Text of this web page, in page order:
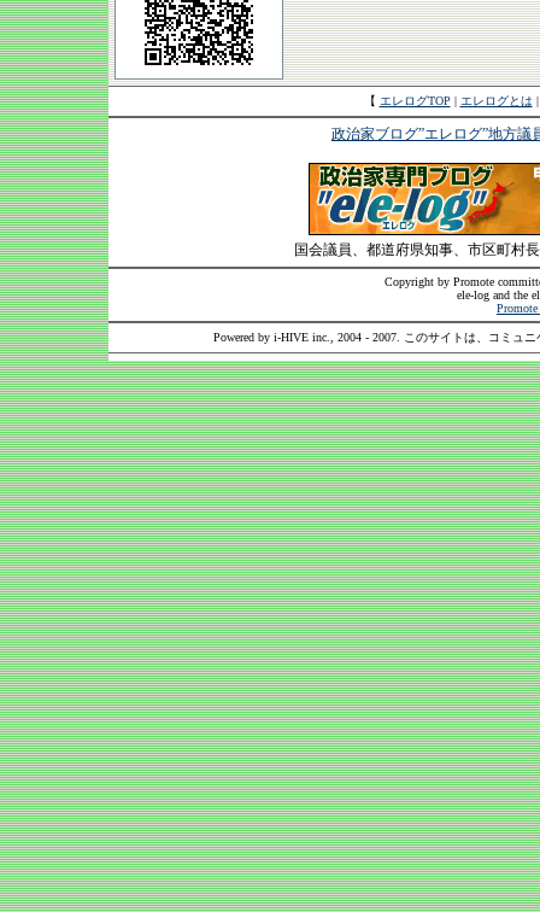
【 エレログTOP | エレログとは
政治家ブログ”エレログ”地方議
国会議員、都道府県知事、市区町村
Copyright by Promote
ele-log and the
Powered by i-HIVE inc., 2004 - 2007. このサイトは、コミュ